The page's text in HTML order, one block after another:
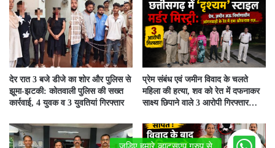
देर रात 3 बजे डीजे का शोर और पुलिस से
झूमा-झटकी: कोतवाली पुलिस की सख्त
कार्रवाई, 4 युवक व 3 युवतियां गिरफ्तार
प्रेम संबंध एवं जमीन विवाद के चलते
महिला की हत्या, शव को रेत में दफनाकर
साक्ष्य छिपाने वाले 3 आरोपी गिरफ्तार…